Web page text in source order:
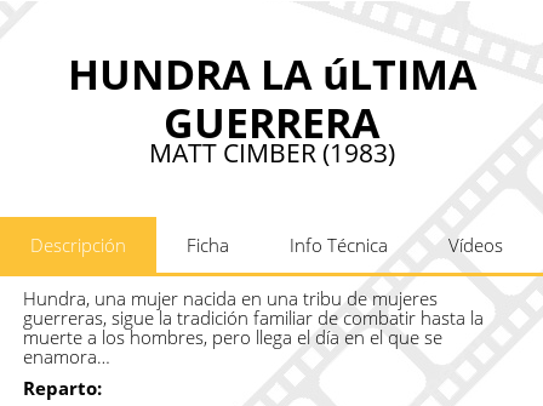
HUNDRA LA úLTIMA
GUERRERA
MATT CIMBER (1983)
Descripción Ficha Info Técnica Vídeos
Hundra, una mujer nacida en una tribu de mujeres
guerreras, sigue la tradición familiar de combatir hasta la
muerte a los hombres, pero llega el día en el que se
enamora…
Reparto: